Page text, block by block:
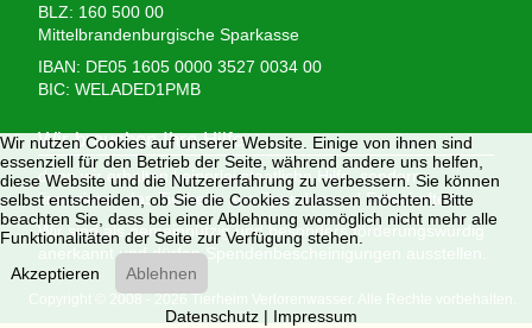
BLZ: 160 500 00
Mittelbrandenburgische Sparkasse
IBAN: DE05 1605 0000 3527 0034 00
BIC: WELADED1PMB
Wir brauchen Ihre Hilfe,
denn wir erhalten keinerlei staatliche Hilfe, sondern
finanzieren das Tierheim aus Spenden und Erbschaften.
Wir sind als gemeinnützig und besonders förderungswürdig
anerkannt und dürfen Spendenbescheinigungen ausstellen.
Copyright © 2008 - 2026 Tierheim Verlorenwasser. Alle Rechte vorbehalten.
Wir nutzen Cookies auf unserer Website. Einige von ihnen sind
essenziell für den Betrieb der Seite, während andere uns helfen,
diese Website und die Nutzererfahrung zu verbessern. Sie können
selbst entscheiden, ob Sie die Cookies zulassen möchten. Bitte
beachten Sie, dass bei einer Ablehnung womöglich nicht mehr alle
Funktionalitäten der Seite zur Verfügung stehen.
Akzeptieren
Ablehnen
Datenschutz| Impressum